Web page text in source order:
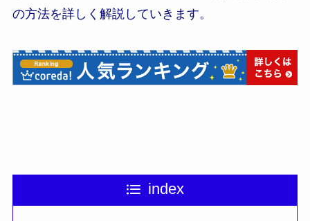
の方法を詳しく解説していきます。
index